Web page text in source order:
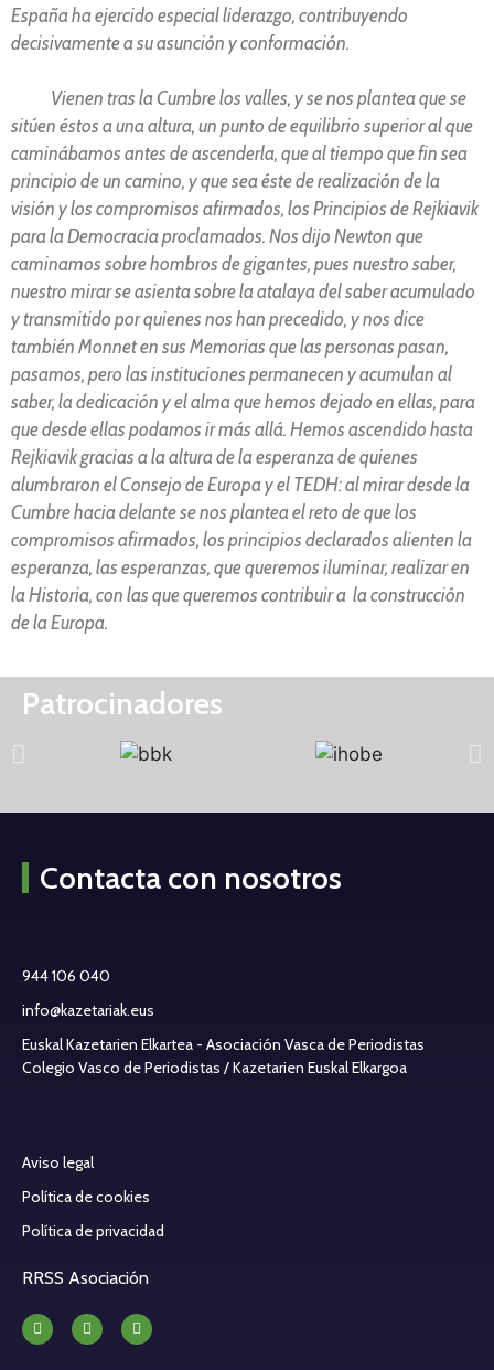
España ha ejercido especial liderazgo, contribuyendo
decisivamente a su asunción y conformación.
Vienen tras la Cumbre los valles, y se nos plantea que se
sitúen éstos a una altura, un punto de equilibrio superior al que
caminábamos antes de ascenderla, que al tiempo que fin sea
principio de un camino, y que sea éste de realización de la
visión y los compromisos afirmados, los Principios de Rejkiavik
para la Democracia proclamados. Nos dijo Newton que
caminamos sobre hombros de gigantes, pues nuestro saber,
nuestro mirar se asienta sobre la atalaya del saber acumulado
y transmitido por quienes nos han precedido, y nos dice
también Monnet en sus Memorias que las personas pasan,
pasamos, pero las instituciones permanecen y acumulan al
saber, la dedicación y el alma que hemos dejado en ellas, para
que desde ellas podamos ir más allá. Hemos ascendido hasta
Rejkiavik gracias a la altura de la esperanza de quienes
alumbraron el Consejo de Europa y el TEDH: al mirar desde la
Cumbre hacia delante se nos plantea el reto de que los
compromisos afirmados, los principios declarados alienten la
esperanza, las esperanzas, que queremos iluminar, realizar en
la Historia, con las que queremos contribuir a la construcción
de la Europa.
Patrocinadores
Contacta con nosotros
944 106 040
info@kazetariak.eus
Euskal Kazetarien Elkartea - Asociación Vasca de Periodistas
Colegio Vasco de Periodistas / Kazetarien Euskal Elkargoa
Aviso legal
Política de cookies
Política de privacidad
RRSS Asociación